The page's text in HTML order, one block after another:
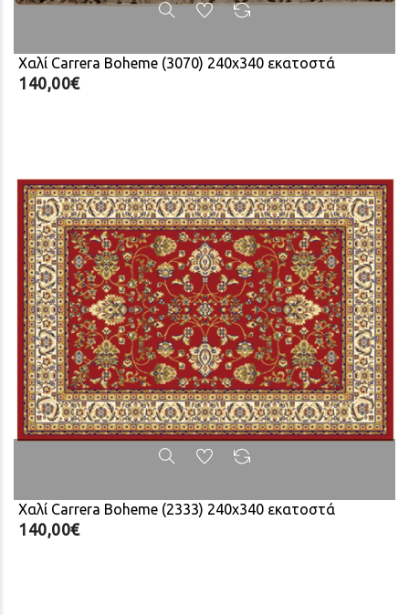
Χαλί Carrera Boheme (3070) 240x340 εκατοστά
140,00€
Χαλί Carrera Boheme (2333) 240x340 εκατοστά
140,00€